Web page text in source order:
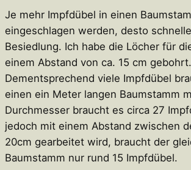
Je mehr Impfdübel in einen
eingeschlagen werden, desto
Besiedlung. Ich habe die Löcher für
einem Abstand von ca. 15 cm gebohrt.
Dementsprechend viele Impfdübel
einen ein Meter langen Baumstamm
Durchmesser braucht es circa 27
jedoch mit einem Abstand zwischen
20cm gearbeitet wird, braucht der
Baumstamm nur rund 15 Impfdübel.